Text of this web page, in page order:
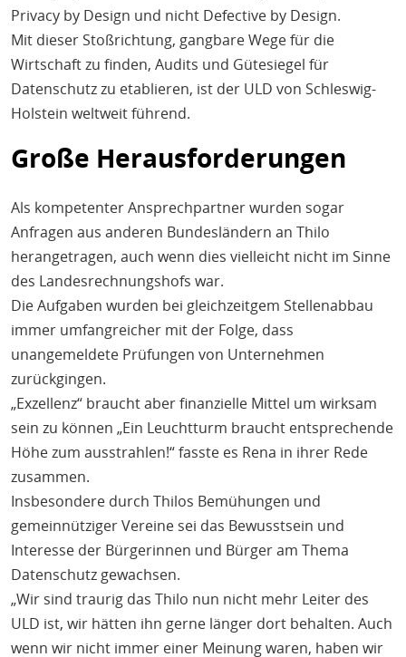
Privacy by Design und nicht Defective by Design.
Mit dieser Stoßrichtung, gangbare Wege für die
Wirtschaft zu finden, Audits und Gütesiegel für
Datenschutz zu etablieren, ist der ULD von Schleswig-
Holstein weltweit führend.
Große Herausforderungen
Als kompetenter Ansprechpartner wurden sogar
Anfragen aus anderen Bundesländern an Thilo
herangetragen, auch wenn dies vielleicht nicht im Sinne
des Landesrechnungshofs war.
Die Aufgaben wurden bei gleichzeitgem Stellenabbau
immer umfangreicher mit der Folge, dass
unangemeldete Prüfungen von Unternehmen
zurückgingen.
„Exzellenz“ braucht aber finanzielle Mittel um wirksam
sein zu können „Ein Leuchtturm braucht entsprechende
Höhe zum ausstrahlen!“ fasste es Rena in ihrer Rede
zusammen.
Insbesondere durch Thilos Bemühungen und
gemeinnütziger Vereine sei das Bewusstsein und
Interesse der Bürgerinnen und Bürger am Thema
Datenschutz gewachsen.
„Wir sind traurig das Thilo nun nicht mehr Leiter des
ULD ist, wir hätten ihn gerne länger dort behalten. Auch
wenn wir nicht immer einer Meinung waren, haben wir